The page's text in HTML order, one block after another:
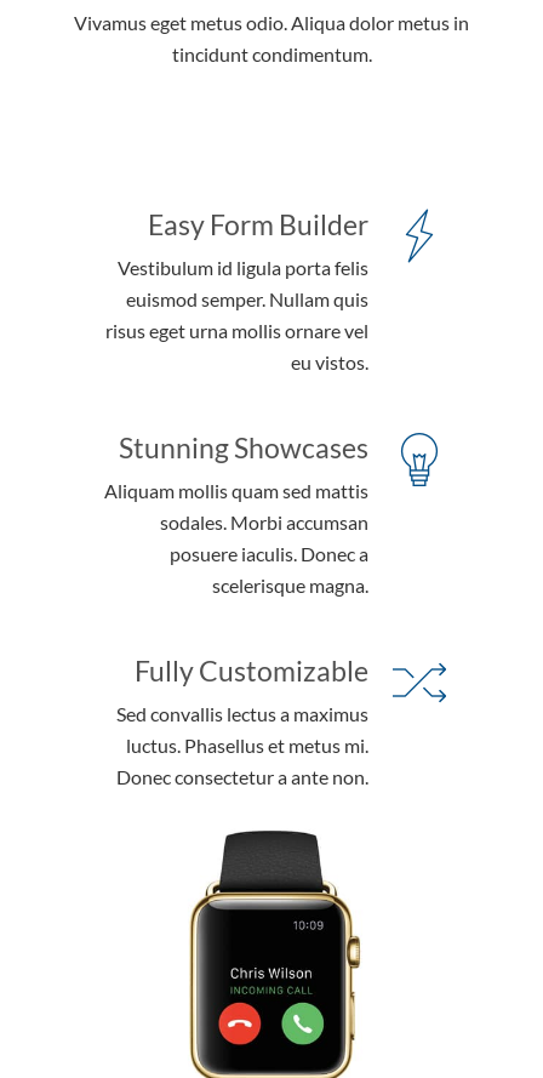
Vivamus eget metus odio. Aliqua dolor metus in
tincidunt condimentum.
Easy Form Builder
Vestibulum id ligula porta felis
euismod semper. Nullam quis
risus eget urna mollis ornare vel
eu vistos.
Stunning Showcases
Aliquam mollis quam sed mattis
sodales. Morbi accumsan
posuere iaculis. Donec a
scelerisque magna.
Fully Customizable
Sed convallis lectus a maximus
luctus. Phasellus et metus mi.
Donec consectetur a ante non.